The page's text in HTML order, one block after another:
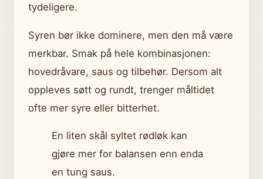
tydeligere.
Syren bør ikke dominere, men den må være
merkbar. Smak på hele kombinasjonen:
hovedråvare, saus og tilbehør. Dersom alt
oppleves søtt og rundt, trenger måltidet
ofte mer syre eller bitterhet.
En liten skål syltet rødløk kan
gjøre mer for balansen enn enda
en tung saus.